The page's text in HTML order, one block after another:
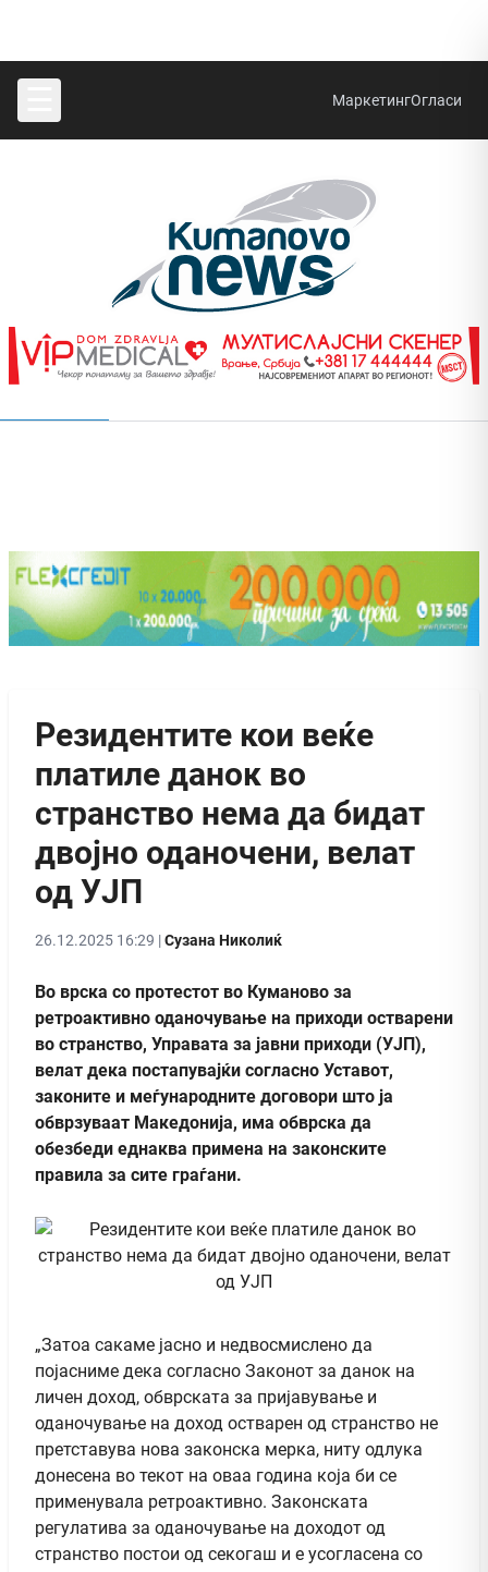
МаркетингОгласи
Резидентите кои веќе
платиле данок во
странство нема да бидат
двојно оданочени, велат
од УЈП
26.12.2025 16:29 |Сузана Николиќ
Во врска со протестот во Куманово за
ретроактивно оданочување на приходи остварени
во странство, Управата за јавни приходи (УЈП),
велат дека постапувајќи согласно Уставот,
законите и меѓународните договори што ја
обврзуваат Македонија, има обврска да
обезбеди еднаква примена на законските
правила за сите граѓани.
„Затоа сакаме јасно и недвосмислено да
појасниме дека согласно Законот за данок на
личен доход, обврската за пријавување и
оданочување на доход остварен од странство не
претставува нова законска мерка, ниту одлука
донесена во текот на оваа година која би се
применувала ретроактивно. Законската
регулатива за оданочување на доходот од
странство постои од секогаш и е усогласена со